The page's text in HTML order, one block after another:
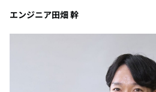
社員インタビュー
成長支援
数字で見るARISE analytics
エンジニア田畑 幹